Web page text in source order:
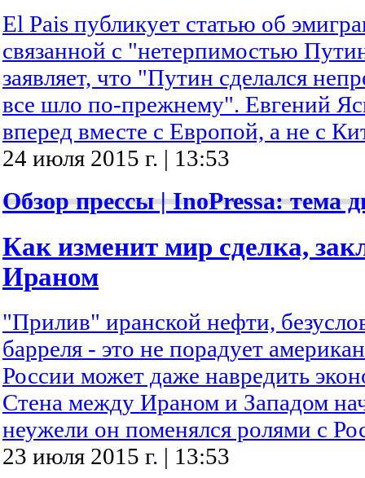
El Pais публикует статью об
связанной с "нетерпимостью
заявляет, что "Путин сделался
все шло по-прежнему". Евгений
вперед вместе с Европой, а не с
24 июля 2015 г. | 13:53
Обзор прессы | InoPressa: тема
Как изменит мир сделка,
Ираном
"Прилив" иранской нефти,
барреля - это не порадует
России может даже навредить
Стена между Ираном и Западом
неужели он поменялся ролями с
23 июля 2015 г. | 13:53